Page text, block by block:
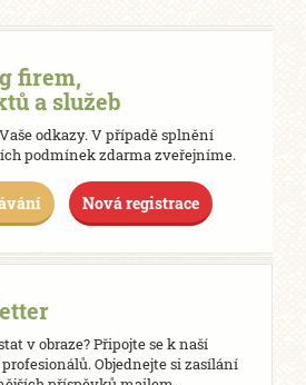
firem,
a služeb
odkazy. V případě splnění
podmínek zdarma zveřejníme.
Nová registrace
v obraze? Připojte se k naší
Objednejte si zasílání